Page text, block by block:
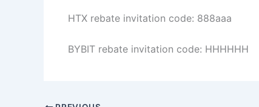
HTX rebate invitation code: 888aaa
BYBIT rebate invitation code: HHHHHH